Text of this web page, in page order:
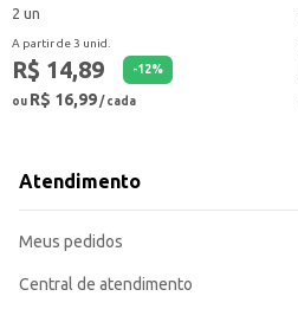
2 un
A partir de 3 unid.
R$ 14,89 -12%
ou R$ 16,99/ cada
Atendimento
Meus pedidos
Central de atendimento